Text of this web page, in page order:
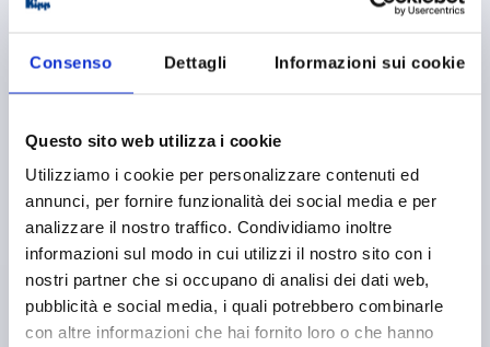
Consenso Dettagli Informazioni sui cookie
Questo sito web utilizza i cookie
Utilizziamo i cookie per personalizzare contenuti ed
annunci, per fornire funzionalità dei social media e per
analizzare il nostro traffico. Condividiamo inoltre
informazioni sul modo in cui utilizzi il nostro sito con i
nostri partner che si occupano di analisi dei dati web,
pubblicità e social media, i quali potrebbero combinarle
con altre informazioni che hai fornito loro o che hanno
SUITABLE FOR =K0518
plus shipping costs
K0519